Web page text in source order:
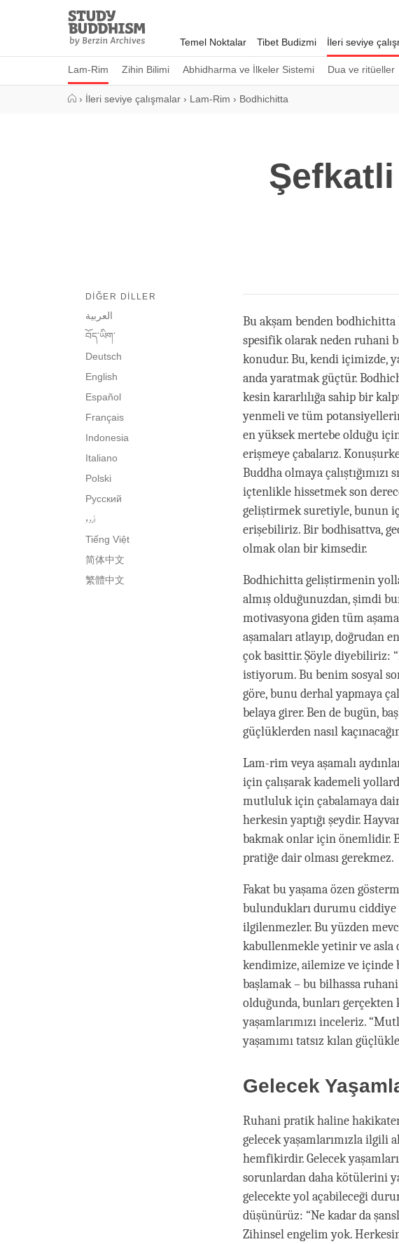
Study
Buddhism
Home
Temel Noktalar Tibet Budizmi İleri seviye
Lam-Rim Zihin Bilimi Abhidharma ve İlkeler Sistemi Dua ve ritüeller
› İleri seviye çalışmalar › Lam-Rim › Bodhichitta
DIĞER DILLER
العربية
བོད་ཡིག་
Deutsch
English
Español
Français
Indonesia
Italiano
Polski
Русский
اُردو
Tiếng Việt
简体中文
繁體中文
Bu akşam benden
spesifik olarak neden ruhani
konudur. Bu, kendi içimizde,
anda yaratmak güçtür.
kesin kararlılığa sahip bir
yenmeli ve tüm
en yüksek mertebe olduğu
erişmeye çabalarız.
Buddha olmaya
içtenlikle hissetmek son
geliştirmek suretiyle, bunun
erişebiliriz. Bir bodhisattva,
olmak olan bir kimsedir.
Bodhichitta geliştirmenin
almış olduğunuzdan, şimdi
motivasyona giden tüm
aşamaları atlayıp, doğrudan
çok basittir. Şöyle diyebiliriz:
istiyorum. Bu benim sosyal
göre, bunu derhal yapmaya
belaya girer. Ben de bugün,
güçlüklerden nasıl
Lam-rim veya aşamalı
için çalışarak kademeli
mutluluk için çabalamaya
herkesin yaptığı şeydir.
bakmak onlar için önemlidir.
pratiğe dair olması gerekmez.
Fakat bu yaşama özen
bulundukları durumu ciddiye
ilgilenmezler. Bu yüzden
kabullenmekle yetinir ve asla
kendimize, ailemize ve
başlamak – bu bilhassa
olduğunda, bunları
yaşamlarımızı inceleriz.
yaşamımı tatsız kılan
Gelecek
Ruhani pratik haline
gelecek yaşamlarımızla ilgili
hemfikirdir. Gelecek
sorunlardan daha kötülerini
gelecekte yol açabileceği
düşünürüz: “Ne kadar da
Zihinsel engelim yok.